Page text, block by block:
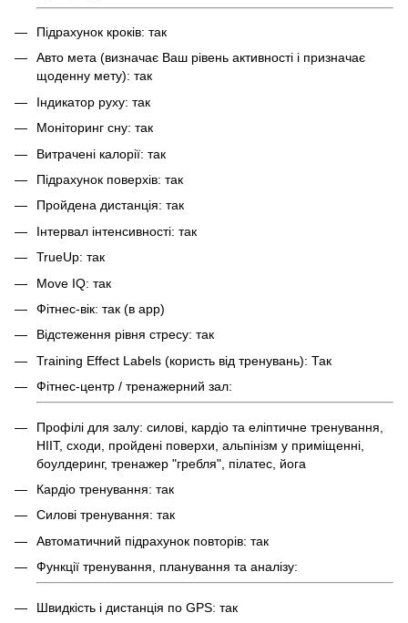
Підрахунок кроків: так
Авто мета (визначає Ваш рівень активності і призначає
щоденну мету): так
Індикатор руху: так
Моніторинг сну: так
Витрачені калорії: так
Підрахунок поверхів: так
Пройдена дистанція: так
Інтервал інтенсивності: так
TrueUp: так
Move IQ: так
Фітнес-вік: так (в app)
Відстеження рівня стресу: так
Training Effect Labels (користь від тренувань): Так
Фітнес-центр / тренажерний зал:
Профілі для залу: силові, кардіо та еліптичне тренування,
HIIT, сходи, пройдені поверхи, альпінізм у приміщенні,
боулдеринг, тренажер "гребля", пілатес, йога
Кардіо тренування: так
Силові тренування: так
Автоматичний підрахунок повторів: так
Функції тренування, планування та аналізу:
Швидкість і дистанція по GPS: так